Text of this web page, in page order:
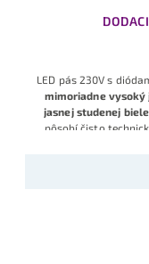
LED pás 230V s
mimoriadne
jasnej studenej
pôsobí čisto
V spojení s o